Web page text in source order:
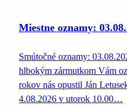
Miestne oznamy:
Smútočné oznamy:
hlbokým zármutkom Vám
rokov nás opustil Ján
4.08.2026 v utorok 10.00…